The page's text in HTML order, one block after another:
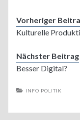
Vorheriger
Kulturelle
Nächster Beitrag
Besser Digital?
INFO POLITIK